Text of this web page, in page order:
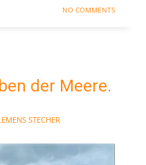
NO COMMENTS
der Meere.
STECHER